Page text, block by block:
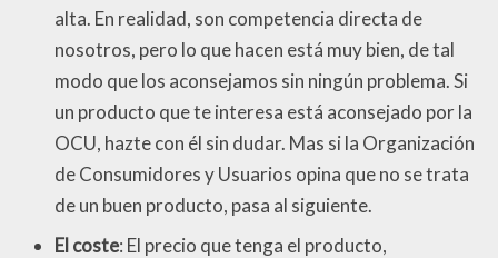
alta. En realidad, son competencia directa de
nosotros, pero lo que hacen está muy bien, de tal
modo que los aconsejamos sin ningún problema. Si
un producto que te interesa está aconsejado por la
OCU, hazte con él sin dudar. Mas si la Organización
de Consumidores y Usuarios opina que no se trata
de un buen producto, pasa al siguiente.
El coste: El precio que tenga el producto,